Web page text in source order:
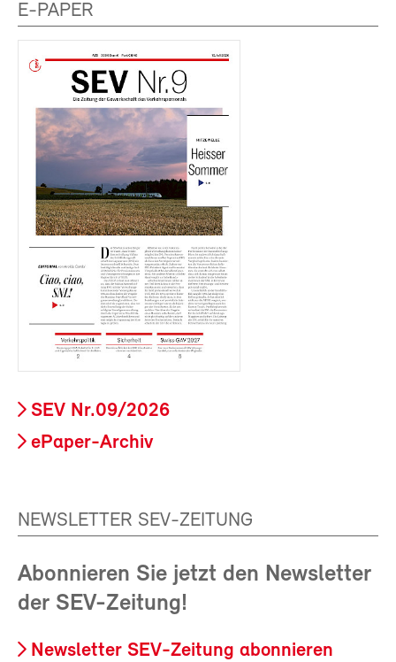
E-PAPER
SEV Nr.09/2026
ePaper-Archiv
NEWSLETTER SEV-ZEITUNG
Abonnieren Sie jetzt den Newsletter
der SEV-Zeitung!
Newsletter SEV-Zeitung abonnieren